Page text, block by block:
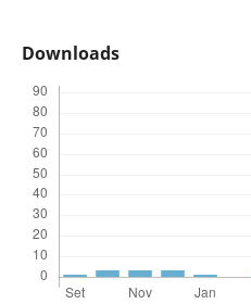
Downloads